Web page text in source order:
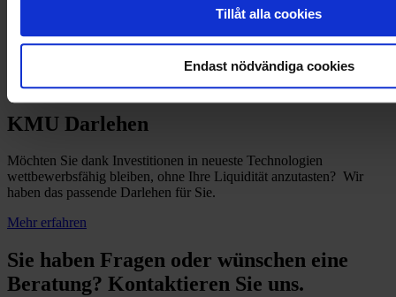
Tillåt alla cookies
Endast nödvändiga cookies
KMU Darlehen
Möchten Sie dank Investitionen in neueste Technologien
wettbewerbsfähig bleiben, ohne Ihre Liquidität anzutasten? Wir
haben das passende Darlehen für Sie.
Mehr erfahren
Sie haben Fragen oder wünschen eine
Beratung? Kontaktieren Sie uns.